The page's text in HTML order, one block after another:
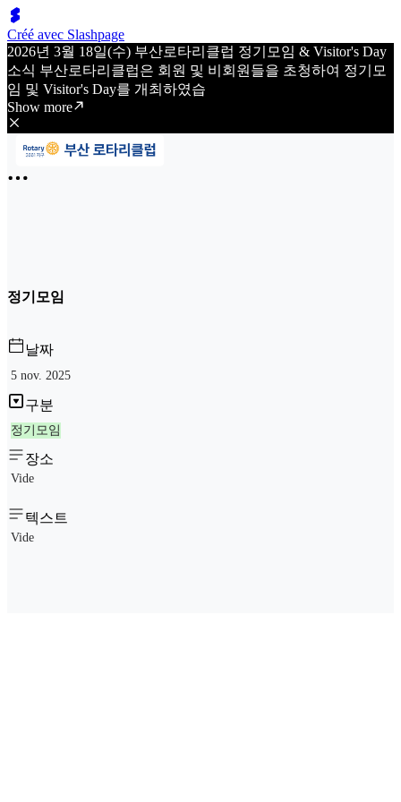
Créé avec Slashpage
2026년 3월 18일(수) 부산로타리클럽 정기모임 & Visitor's Day
소식 부산로타리클럽은 회원 및 비회원들을 초청하여 정기모
임 및 Visitor's Day를 개최하였습
Show more
정기모임
날짜
5 nov. 2025
구분
정기모임
장소
Vide
텍스트
Vide